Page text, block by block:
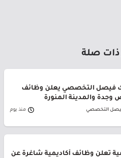
ذات صلة
فيصل التخصصي يعلن وظائف
وجدة والمدينة المنورة
التخصصي منذ يوم
تعلن وظائف أكاديمية شاغرة عن